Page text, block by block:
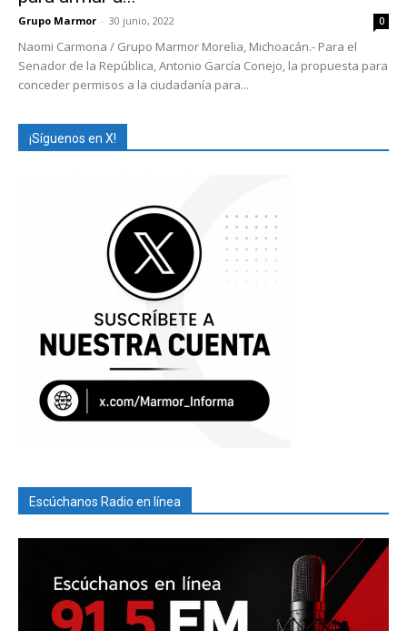
Grupo Marmor - 30 junio, 2022 0
Naomi Carmona / Grupo Marmor Morelia, Michoacán.- Para el
Senador de la República, Antonio García Conejo, la propuesta para
conceder permisos a la ciudadanía para...
¡Síguenos en X!
Escúchanos Radio en línea